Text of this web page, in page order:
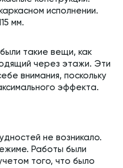
исполнении.
мм.
такие вещи, как
через этажи. Эти
внимания, поскольку
эффекта.
не возникало.
Работы были
того, что было